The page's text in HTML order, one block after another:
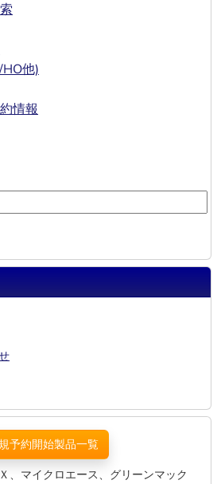
他)
情報
予約開始製品一覧
、マイクロエース、グリーンマック